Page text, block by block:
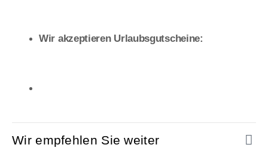
Wir akzeptieren Urlaubsgutscheine:
Wir empfehlen Sie weiter